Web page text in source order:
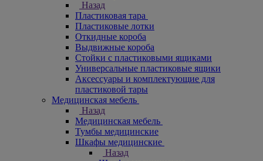
Назад
Пластиковая тара
Пластиковые лотки
Откидные короба
Выдвижные короба
Стойки с пластиковыми ящиками
Универсальные пластиковые ящики
Аксессуары и комплектующие для
пластиковой тары
Медицинская мебель
Назад
Медицинская мебель
Тумбы медицинские
Шкафы медицинские
Назад